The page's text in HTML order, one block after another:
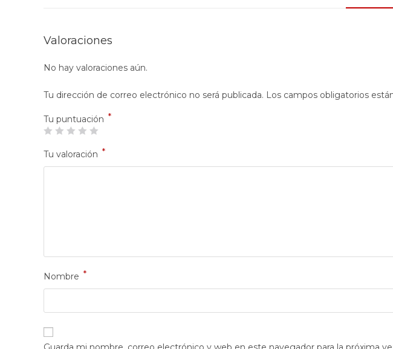
Valoraciones
No hay valoraciones aún.
Tu dirección de correo electrónico no será publicada. Los campos obligatorios
Tu puntuación *
Tu valoración *
Nombre *